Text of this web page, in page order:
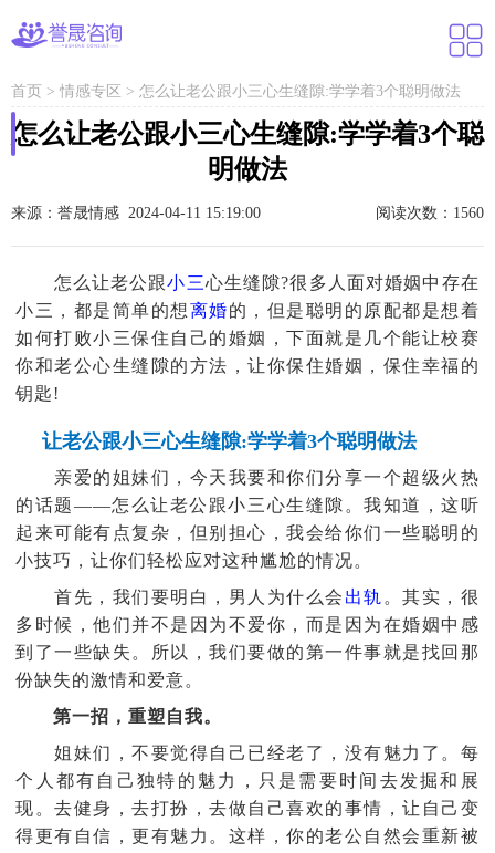
首页 > 情感专区 > 怎么让老公跟小三心生缝隙:学学着3个聪明做法
怎么让老公跟小三心生缝隙:学学着3个聪
明做法
来源：誉晟情感 2024-04-11 15:19:00 阅读次数：1560
怎么让老公跟小三心生缝隙?很多人面对婚姻中存在
小三，都是简单的想离婚的，但是聪明的原配都是想着
如何打败小三保住自己的婚姻，下面就是几个能让校赛
你和老公心生缝隙的方法，让你保住婚姻，保住幸福的
钥匙!
让老公跟小三心生缝隙:学学着3个聪明做法
亲爱的姐妹们，今天我要和你们分享一个超级火热
的话题——怎么让老公跟小三心生缝隙。我知道，这听
起来可能有点复杂，但别担心，我会给你们一些聪明的
小技巧，让你们轻松应对这种尴尬的情况。
首先，我们要明白，男人为什么会 出轨 。其实，很
多时候，他们并不是因为不爱你，而是因为在婚姻中感
到了一些缺失。所以，我们要做的第一件事就是找回那
份缺失的激情和爱意。
第一招，重塑自我。
姐妹们，不要觉得自己已经老了，没有魅力了。每
个人都有自己独特的魅力，只是需要时间去发掘和展
现。去健身，去打扮，去做自己喜欢的事情，让自己变
得更有自信，更有魅力。这样，你的老公自然会重新被